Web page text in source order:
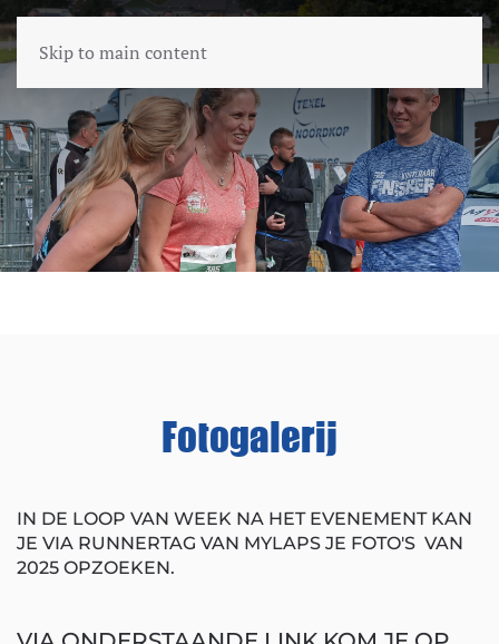
Skip to main content
Fotogalerij
IN DE LOOP VAN WEEK NA HET EVENEMENT KAN
JE VIA RUNNERTAG VAN MYLAPS JE FOTO'S VAN
2025 OPZOEKEN.